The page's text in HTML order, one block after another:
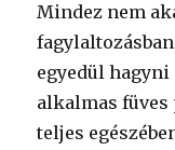
Mindez nem
egyedül
alkalmas
teljes